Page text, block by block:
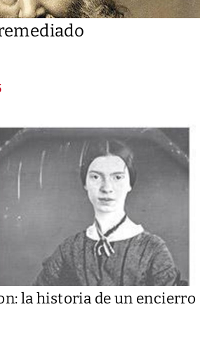
la historia de un encierro